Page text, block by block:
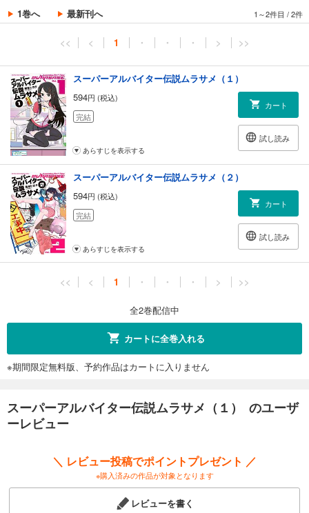
1巻へ 最新刊へ 1～2件目 /2件
<< < 1 ・ ・ ・ > >>
スーパーアルバイター伝説ムラサメ（１）
594円 (税込)
完結
カート
試し読み
あらすじを表示する
スーパーアルバイター伝説ムラサメ（２）
594円 (税込)
完結
カート
試し読み
あらすじを表示する
<< < 1 ・ ・ ・ > >>
全2巻配信中
カートに全巻入れる
※期間限定無料版、予約作品はカートに入りません
スーパーアルバイター伝説ムラサメ（１） のユーザ
ーレビュー
＼ レビュー投稿でポイントプレゼント ／
※購入済みの作品が対象となります
レビューを書く